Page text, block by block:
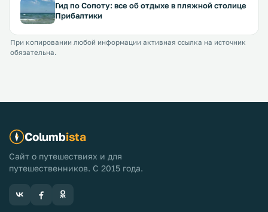
Гид по Сопоту: все об отдыхе в пляжной столице
Прибалтики
При копировании любой информации активная ссылка на источник
обязательна.
Columbista
Сайт о путешествиях и для
путешественников. С 2015 года.